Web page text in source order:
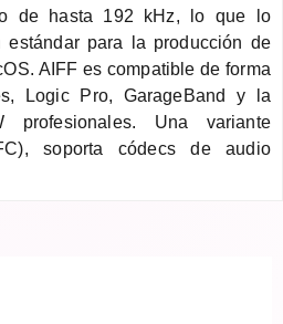
de hasta 192 kHz, lo que lo
para la producción de
AIFF es compatible de forma
Logic Pro, GarageBand y la
Una variante
soporta códecs de audio